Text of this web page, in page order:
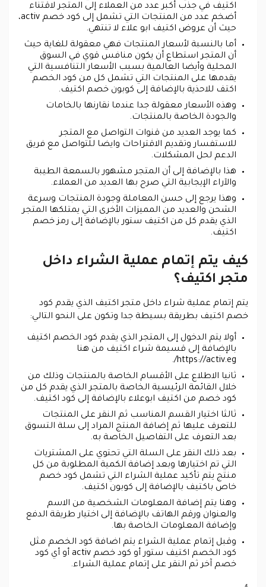
اكتيف في جذب أكبر عدد من العملاء إلى المتجر لاقتناء
أضخم عدد من المنتجات التي تشمل إلى كود خصم activ،
حيث أن عروض اكتيف ابو علاء لا تنتهي.
أما بالنسبة لأسعار المنتجات فهي معقولة للغاية حيث
أن المتجر استطاع أن يكون منافس قوي في السوق
المحلية وأيضا العالمية بسبب الأسعار التنافسية التي
يقدمها على المنتجات التي تشمل كل من كود الخصم
اكتف للاحذية بالإضافة إلى كوبون خصم اكتيف.
وهذه الأسعار معقولة جدا عندما نقارنها بالخامات
والجودة الخاصة بالمنتجات.
كما يوجد العديد من قنوات التواصل مع المتجر
للاستفسار وتقديم الاقتراحات وايضا للتواصل مع فريق
الدعم لحل المشكلات.
هذا بالإضافة إلى أن المتجر مشهور بالسمعة الطيبة
والآراء الإيجابية التي صرح بها العديد من العملاء.
وهذا يرجع إلى حسن المعاملة وجودة المنتجات وسرعة
الشحن والعديد من المميزات الأخرى التي يمتلكها المتجر
الذي يقدم كل من اكتيف ستور بالإضافة إلى رمز خصم
اكتيف.
كيف يتم إتمام عملية الشراء داخل
متجر اكتيف؟
يتم إتمام عملية شراء داخل متجر اكتيف الذي يقدم كود
خصم اكتيف بطريقة بسيطة جدا وتكون على النحو التالي:
أولا يتم الدخول إلى المتجر الذي يقدم كود الخصم اكتيف
بالإضافة إلى قسيمة شراء اكتيف من هنا
https://activ.eg/.
ثانيا الاطلاع على الأقسام الخاصة بالمنتجات وذلك من
خلال القائمة الرئيسية الخاصة بالمتجر الذي يقدم كل من
كود خصم من اكتيف ابوعلاء بالإضافة إلى كود اكتيف.
ثالثا اختيار القسم المناسب ثم النقر على المنتجات
للتعرف عليها ثم إضافة المنتج المراد إلى سلة التسوق
بعد التعرف على التفاصيل الخاصة به.
بعد ذلك النقر على السلة التي تحتوي على المشتريات
التي تم اختيارها وبعد إضافة الكمية المطلوبة من كل
منتج يتم تأكيد عملية الشراء التي تشمل كود خصم
خاص باكتيف بالإضافة إلى كوبون اكتيف.
وهنا يتم إضافة المعلومات الشخصية من الاسم
والعنوان ورقم الهاتف بالإضافة إلى اختيار طريقة الدفع
وإضافة المعلومات الخاصة بها.
وقبل إتمام عملية الشراء يتم اضافة كود الخصم مثل
كود الخصم اكتيف ستور أو كود خصم activ أو أي كود
خصم آخر ثم النقر على إتمام عملية الشراء.